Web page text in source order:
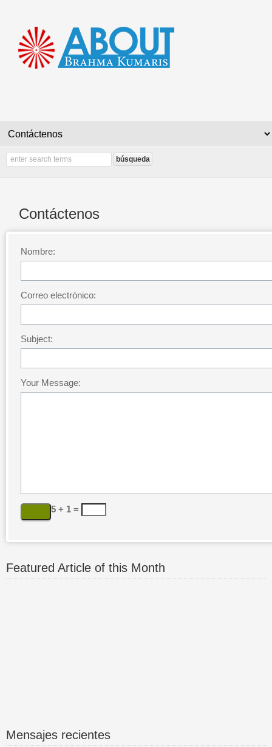
Contáctenos
Nombre:
Correo electrónico:
Subject:
Your Message:
5 + 1 =
Featured Article of this Month
Mensajes recientes